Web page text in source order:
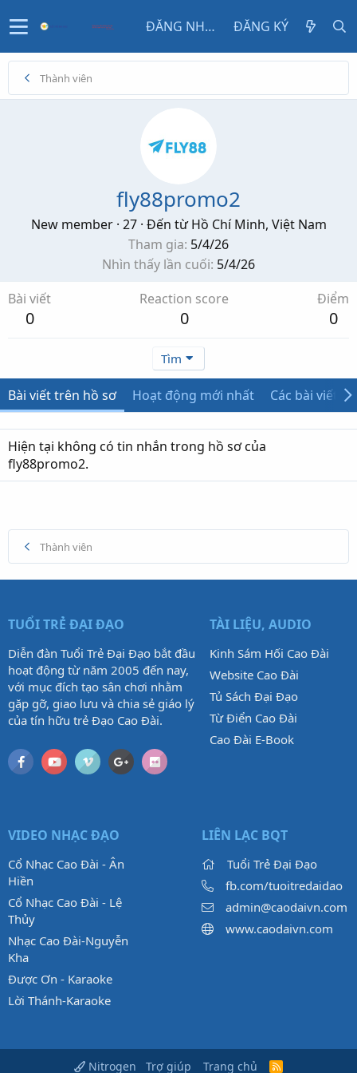
ĐĂNG NHẬP ĐĂNG KÝ
Thành viên
fly88promo2
New member · 27 · Đến từHồ Chí Minh, Việt Nam
Tham gia 5/4/26
Nhìn thấy lần cuối 5/4/26
Bài viết
0
Reaction score
0
Điểm
0
Tìm
Bài viết trên hồ sơ Hoạt động mới nhất Các bài viết
Hiện tại không có tin nhắn trong hồ sơ của
fly88promo2.
Thành viên
TUỔI TRẺ ĐẠI ĐẠO
Diễn đàn Tuổi Trẻ Đại Đạo bắt đầu
hoạt động từ năm 2005 đến nay,
với mục đích tạo sân chơi nhằm
gặp gỡ, giao lưu và chia sẻ giáo lý
của tín hữu trẻ Đạo Cao Đài.
TÀI LIỆU, AUDIO
Kinh Sám Hối Cao Đài
Website Cao Đài
Tủ Sách Đại Đạo
Từ Điển Cao Đài
Cao Đài E-Book
VIDEO NHẠC ĐẠO
Cổ Nhạc Cao Đài - Ân
Hiền
Cổ Nhạc Cao Đài - Lệ
Thủy
Nhạc Cao Đài-Nguyễn
Kha
Được Ơn - Karaoke
Lời Thánh-Karaoke
LIÊN LẠC BQT
Tuổi Trẻ Đại Đạo
fb.com/tuoitredaidao
admin@caodaivn.com
www.caodaivn.com
Nitrogen Trợ giúp Trang chủ
R